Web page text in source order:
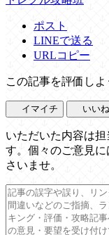
ポスト
LINEで送る
URLコピー
この記事を評価しよ
イマイチ いいね
いただいた内容は
す。個々のご意見
さいませ。